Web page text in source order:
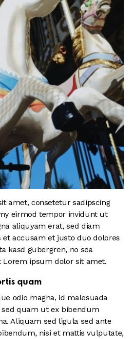
amet, consetetur sadipscing
eirmod tempor invidunt ut
aliquyam erat, sed diam
et accusam et justo duo dolores
kasd gubergren, no sea
Lorem ipsum dolor sit amet.
quam
odio magna, id malesuada
sed quam ut ex bibendum
Aliquam sed ligula sed ante
nisi et mattis vulputate,